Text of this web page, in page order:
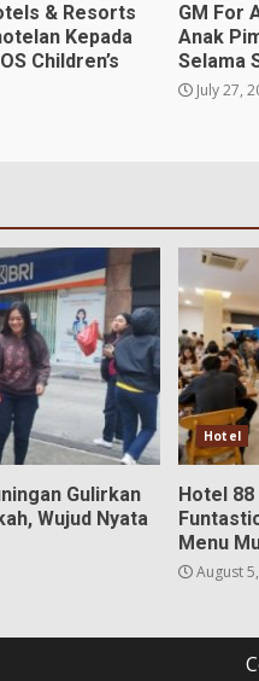
& Resorts
Kepada
Children’s
GM For
Anak
Selama
July 27,
Gulirkan
Wujud Nyata
Hotel
Hotel
Menu
August